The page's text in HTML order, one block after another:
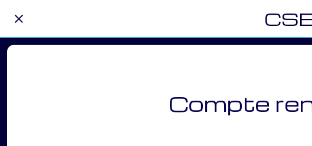
Compte